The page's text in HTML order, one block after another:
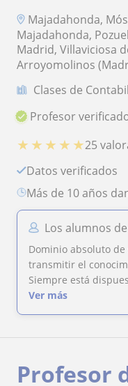
Majadahonda,
Majadahonda,
Madrid, Villaviciosa
Arroyomolinos
Clases de
Profesor
★ ★ ★ ★ ★25
Datos verificados
más de 10 años
Los alumnos
Dominio absoluto
transmitir el
Siempre está
Ver más
Profesor